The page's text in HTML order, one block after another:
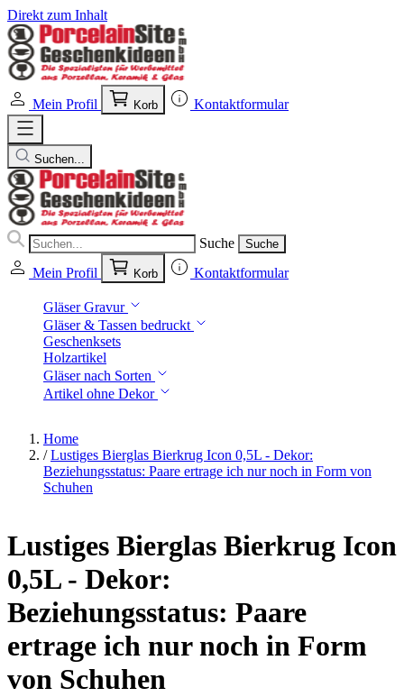
Direkt zum Inhalt
Mein Profil Korb Kontaktformular
Suchen...
Suche Suche
Mein Profil Korb Kontaktformular
Gläser Gravur
Gläser & Tassen bedruckt
Geschenksets
Holzartikel
Gläser nach Sorten
Artikel ohne Dekor
Home
/ Lustiges Bierglas Bierkrug Icon 0,5L - Dekor:
Beziehungsstatus: Paare ertrage ich nur noch in Form von
Schuhen
Lustiges Bierglas Bierkrug Icon
0,5L - Dekor:
Beziehungsstatus: Paare
ertrage ich nur noch in Form
von Schuhen